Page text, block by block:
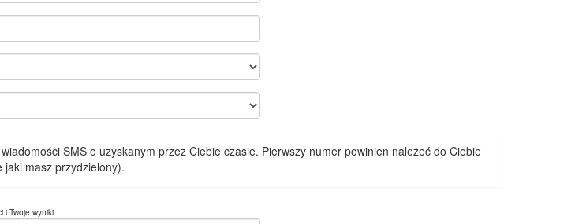
SMS o uzyskanym przez Ciebie czasie. Pierwszy numer powinien należeć do Ciebie
jaki masz przydzielony).
i Twoje wyniki